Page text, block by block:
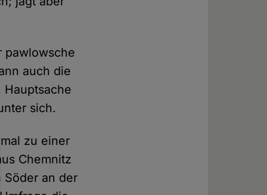
pawlowsche
auch die
sich.
zu einer
Chemnitz
Söder an der